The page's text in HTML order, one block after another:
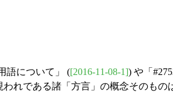
語について」 ([2016-11-08-1]) や「
れである諸「方言」の概念そのも